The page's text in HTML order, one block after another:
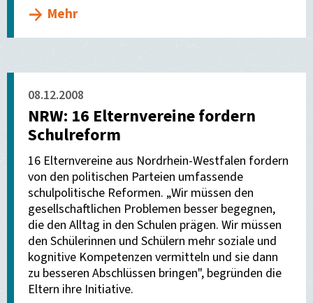
Mehr
08.12.2008
NRW: 16 Elternvereine fordern
Schulreform
16 Elternvereine aus Nordrhein-Westfalen fordern
von den politischen Parteien umfassende
schulpolitische Reformen. „Wir müssen den
gesellschaftlichen Problemen besser begegnen,
die den Alltag in den Schulen prägen. Wir müssen
den Schülerinnen und Schülern mehr soziale und
kognitive Kompetenzen vermitteln und sie dann
zu besseren Abschlüssen bringen", begründen die
Eltern ihre Initiative.